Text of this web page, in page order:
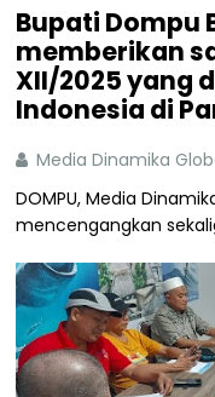
Bupati Dompu
memberikan
XII/2025 yang
Indonesia di
Media Dinamika
DOMPU, Media
mencengangkan